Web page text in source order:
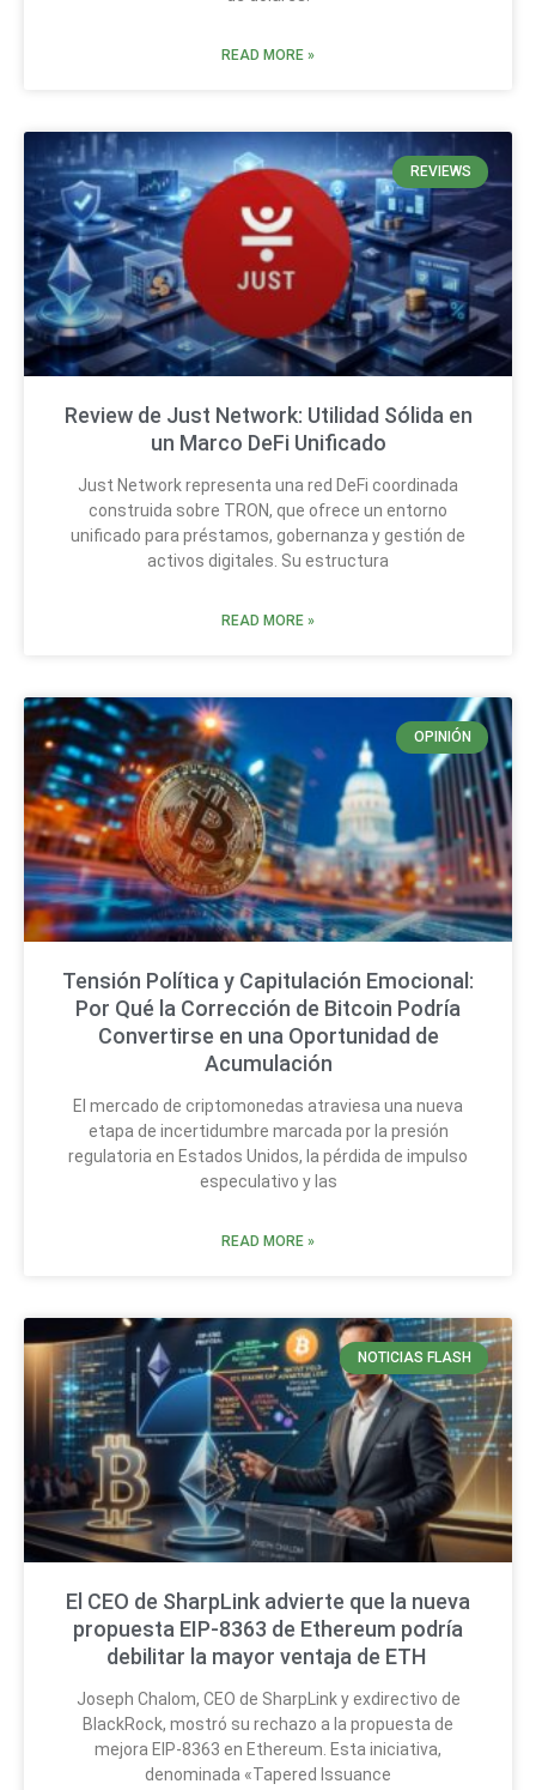
READ MORE »
REVIEWS
Review de Just Network: Utilidad Sólida en
un Marco DeFi Unificado
Just Network representa una red DeFi coordinada
construida sobre TRON, que ofrece un entorno
unificado para préstamos, gobernanza y gestión de
activos digitales. Su estructura
READ MORE »
OPINIÓN
Tensión Política y Capitulación Emocional:
Por Qué la Corrección de Bitcoin Podría
Convertirse en una Oportunidad de
Acumulación
El mercado de criptomonedas atraviesa una nueva
etapa de incertidumbre marcada por la presión
regulatoria en Estados Unidos, la pérdida de impulso
especulativo y las
READ MORE »
NOTICIAS FLASH
El CEO de SharpLink advierte que la nueva
propuesta EIP-8363 de Ethereum podría
debilitar la mayor ventaja de ETH
Joseph Chalom, CEO de SharpLink y exdirectivo de
BlackRock, mostró su rechazo a la propuesta de
mejora EIP-8363 en Ethereum. Esta iniciativa,
denominada «Tapered Issuance